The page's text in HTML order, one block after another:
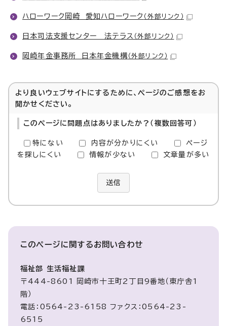
ハローワーク岡崎 愛知ハローワーク （外部リンク）
日本司法支援センター 法テラス （外部リンク）
岡崎年金事務所 日本年金機構（外部リンク）
より良いウェブサイトにするために、ページのご感想をお
聞かせください。
このページに問題点はありましたか？（複数回答可）
特にない 内容が分かりにくい
ページ
を探しにくい
情報が少ない 文章量が多い
送信
このページに関するお問い合わせ
福祉部 生活福祉課
〒444-8601 岡崎市十王町2丁目9番地（東庁舎1
階）
電話：0564-23-6158 ファクス：0564-23-
6515